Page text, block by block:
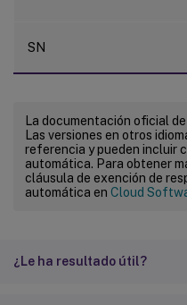
SN
La documentación oficial
Las versiones en otros
referencia y pueden incluir
automática. Para obtener
cláusula de exención de
automática en Cloud
¿Le ha resultado útil?